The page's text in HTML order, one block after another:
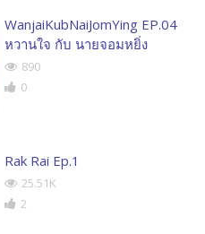
WanjaiKubNaiJomYing EP.04
หวานใจ กับ นายจอมหยิ่ง
890
0
Rak Rai Ep.1
25.51K
2